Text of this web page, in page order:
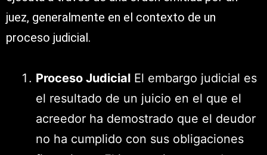
juez, generalmente en el contexto de un
proceso judicial.
Proceso Judicial El embargo judicial es
el resultado de un juicio en el que el
acreedor ha demostrado que el deudor
no ha cumplido con sus obligaciones